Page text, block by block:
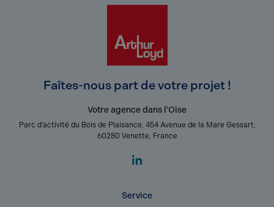
Faîtes-nous part de votre projet !
Votre agence dans l'Oise
Parc d’activité du Bois de Plaisance, 454 Avenue de la Mare Gessart,
60280 Venette, France
Service